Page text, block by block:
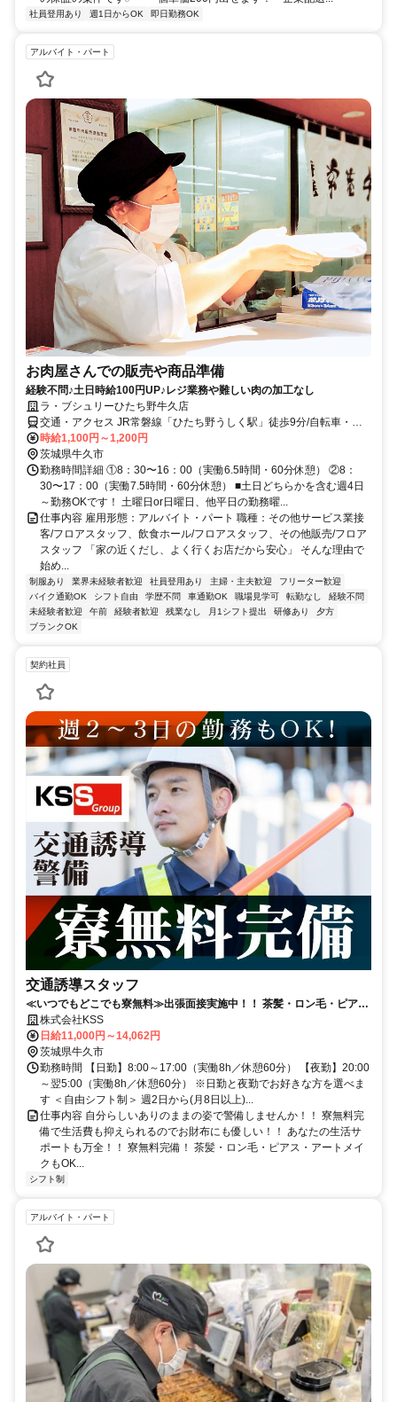
社員登用あり 週1日からOK 即日勤務OK
アルバイト・パート
お肉屋さんでの販売や商品準備
経験不問♪土日時給100円UP♪レジ業務や難しい肉の加工なし
ラ・ブシュリーひたち野牛久店
交通・アクセス JR常磐線「ひたち野うしく駅」徒歩9分/自転車・バ
イク・車通勤OK（フードスクエアカスミひたち野牛久店内）
時給1,100円～1,200円
茨城県牛久市
勤務時間詳細 ①8：30〜16：00（実働6.5時間・60分休憩） ②8：
30〜17：00（実働7.5時間・60分休憩） ■土日どちらかを含む週4日
～勤務OKです！ 土曜日or日曜日、他平日の勤務曜...
仕事内容 雇用形態：アルバイト・パート 職種：その他サービス業接
客/フロアスタッフ、飲食ホール/フロアスタッフ、その他販売/フロア
スタッフ 「家の近くだし、よく行くお店だから安心」 そんな理由で
始め...
制服あり 業界未経験者歓迎 社員登用あり 主婦・主夫歓迎
フリーター歓迎
バイク通勤OK
シフト自由 学歴不問 車通勤OK 職場見学可 転勤なし
経験不問
未経験者歓迎
午前 経験者歓迎 残業なし 月1シフト提出 研修あり
夕方
ブランクOK
契約社員
交通誘導スタッフ
≪いつでもどこでも寮無料≫出張面接実施中！！ 茶髪・ロン毛・ピア
ス・アートメイクOK★
株式会社KSS
日給11,000円～14,062円
茨城県牛久市
勤務時間 【日勤】8:00～17:00（実働8h／休憩60分） 【夜勤】20:00
～翌5:00（実働8h／休憩60分） ※日勤と夜勤でお好きな方を選べま
す ＜自由シフト制＞ 週2日から(月8日以上)...
仕事内容 自分らしいありのままの姿で警備しませんか！！ 寮無料完
備で生活費も抑えられるのでお財布にも優しい！！ あなたの生活サ
ポートも万全！！ 寮無料完備！ 茶髪・ロン毛・ピアス・アートメイ
クもOK...
シフト制
アルバイト・パート